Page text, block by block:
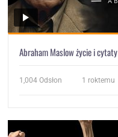
Abraham Maslow życie i cytaty
1,004 Odsłon 1 roktemu